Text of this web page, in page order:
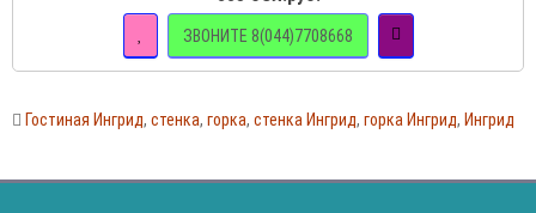
ЗВОНИТЕ 8(044)7708668
Гостиная Ингрид, стенка, горка, стенка Ингрид, горка Ингрид, Ингрид